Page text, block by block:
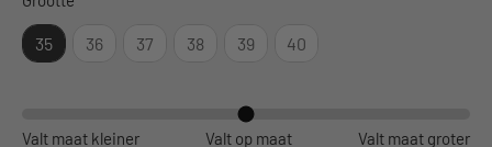
35 36 37 38 39 40
Valt maat kleiner Valt op maat Valt maat groter